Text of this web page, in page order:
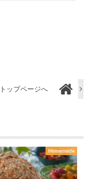
トップページへ
Homemade